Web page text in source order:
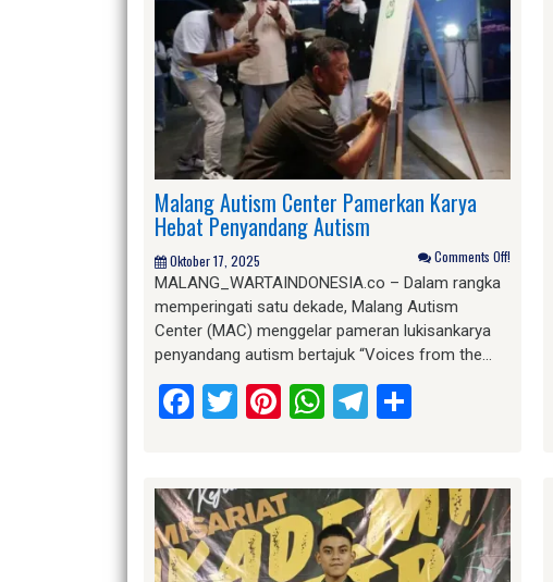
Malang Autism Center Pamerkan Karya
Hebat Penyandang Autism
Oktober 17, 2025 Comments Off!
MALANG_WARTAINDONESIA.co – Dalam rangka
memperingati satu dekade, Malang Autism
Center (MAC) menggelar pameran lukisankarya
penyandang autism bertajuk “Voices from the…
Facebook
Twitter
Pinterest
WhatsApp
Telegram